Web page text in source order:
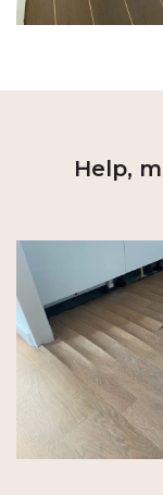
Help,